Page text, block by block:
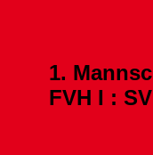
1.
FVH I :